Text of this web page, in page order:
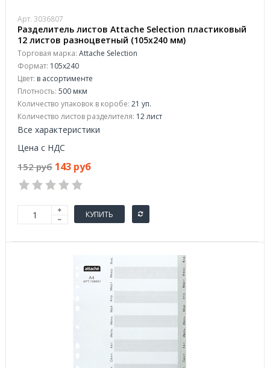
Арт. 3036807
Разделитель листов Attache Selection пластиковый
12 листов разноцветный (105x240 мм)
Торговая марка: Attache Selection
Формат: 105x240
Цвет: в ассортименте
Плотность: 500 мкм
Количество упаковок в коробе: 21 уп.
Количество листов разделителя: 12 лист
Все характеристики
Цена с НДС
152 руб 143 руб
КУПИТЬ